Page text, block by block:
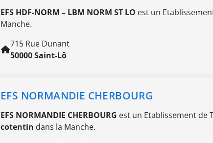
EFS HDF-NORM – LBM NORM ST LO est un
Manche.
715 Rue Dunant
50000 Saint-Lô
EFS NORMANDIE CHERBOURG
EFS NORMANDIE CHERBOURG est un Etablissement de
cotentin dans la Manche.